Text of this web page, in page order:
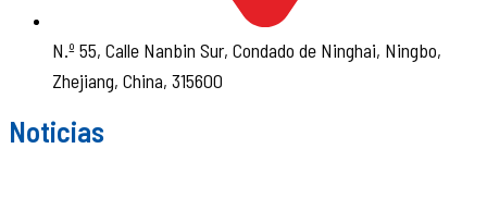
N.º 55, Calle Nanbin Sur, Condado de Ninghai, Ningbo,
Zhejiang, China, 315600
Noticias